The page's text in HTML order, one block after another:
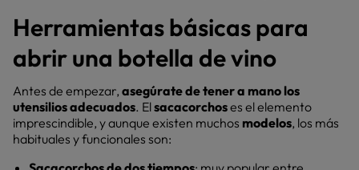
Herramientas básicas para
abrir una botella de vino
Antes de empezar, asegúrate de tener a mano los
utensilios adecuados. Elsacacorchoses el elemento
imprescindible, y aunque existen muchos modelos, los más
habituales y funcionales son: